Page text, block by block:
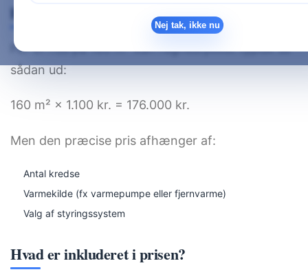
Nej tak, ikke nu
Hvad koster gulvvarme i et helt hus?
For et hus på 160 m² kan regnestykket typisk se
sådan ud:
160 m² × 1.100 kr. = 176.000 kr.
Men den præcise pris afhænger af:
Antal kredse
Varmekilde (fx varmepumpe eller fjernvarme)
Valg af styringssystem
Hvad er inkluderet i prisen?